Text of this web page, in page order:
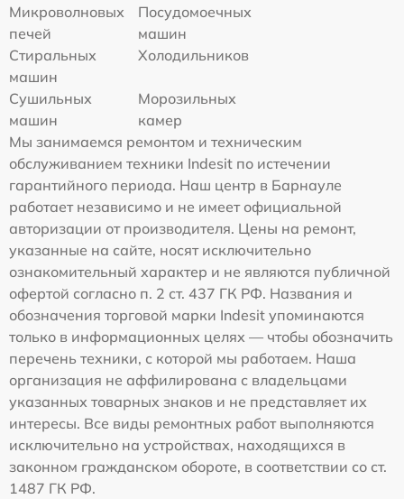
Микроволновых
печей
Посудомоечных
машин
Стиральных
машин
Холодильников
Сушильных
машин
Морозильных
камер
Мы занимаемся ремонтом и техническим
обслуживанием техники Indesit по истечении
гарантийного периода. Наш центр в Барнауле
работает независимо и не имеет официальной
авторизации от производителя. Цены на ремонт,
указанные на сайте, носят исключительно
ознакомительный характер и не являются публичной
офертой согласно п. 2 ст. 437 ГК РФ. Названия и
обозначения торговой марки Indesit упоминаются
только в информационных целях — чтобы обозначить
перечень техники, с которой мы работаем. Наша
организация не аффилирована с владельцами
указанных товарных знаков и не представляет их
интересы. Все виды ремонтных работ выполняются
исключительно на устройствах, находящихся в
законном гражданском обороте, в соответствии со ст.
1487 ГК РФ.